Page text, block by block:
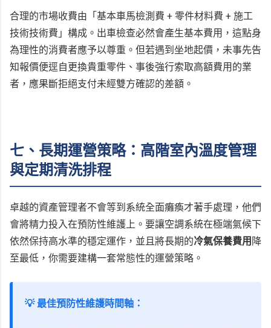
合理的市場收費由「基本車馬檢測費 + 零件材料費 + 施工
技術技術費」構成。出車檢查必然會產生基本費用，這點身
為理性的消費者應予以尊重。但若遇到坐地起價，未事先告
知報價便逕自更換貴重零件、事後強行索取高額費用的業
者，應果斷拒絕支付未經雙方確認的差額。
七、長期運營策略：高階室內溫度管理
與定期清洗排程
卓越的資產管理者不會等到系統全面癱瘓才著手處理，他們
會將精力投入在預防性維護上。要讓空調系統在極端氣候下
依然保持高水準的穩定運作，並且將長期的冷氣保養費用 降
至最低，你需要建構一套常態性的運營策略。
💡 最佳預防性維護時間軸：